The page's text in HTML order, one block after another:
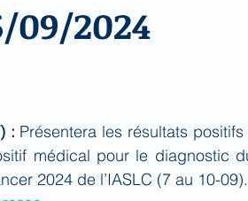
09/2024
: Présentera les résultats
médical pour le diagnostic
2024 de l’IASLC (7 au 10-09).